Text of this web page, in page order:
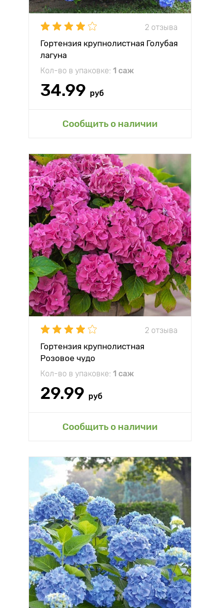
2 отзыва
Гортензия крупнолистная Голубая
лагуна
Кол-во в упаковке: 1 саж
34.99 руб
Сообщить о наличии
2 отзыва
Гортензия крупнолистная
Розовое чудо
Кол-во в упаковке: 1 саж
29.99 руб
Сообщить о наличии